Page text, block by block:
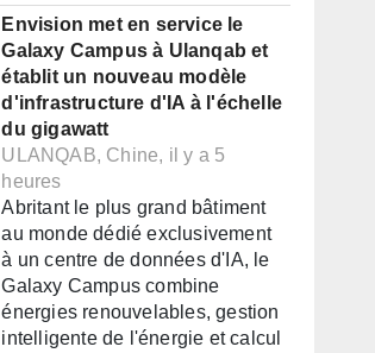
Envision met en service le
Galaxy Campus à Ulanqab et
établit un nouveau modèle
d'infrastructure d'IA à l'échelle
du gigawatt
ULANQAB, Chine, il y a 5
heures
Abritant le plus grand bâtiment
au monde dédié exclusivement
à un centre de données d'IA, le
Galaxy Campus combine
énergies renouvelables, gestion
intelligente de l'énergie et calcul